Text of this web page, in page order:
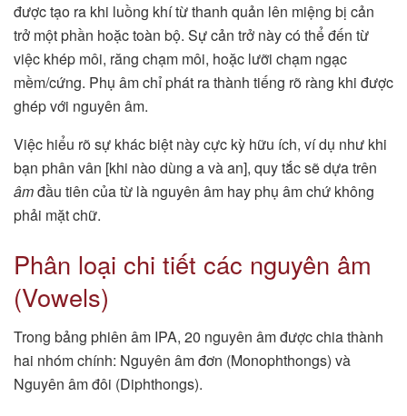
được tạo ra khi luồng khí từ thanh quản lên miệng bị cản
trở một phần hoặc toàn bộ. Sự cản trở này có thể đến từ
việc khép môi, răng chạm môi, hoặc lưỡi chạm ngạc
mềm/cứng. Phụ âm chỉ phát ra thành tiếng rõ ràng khi được
ghép với nguyên âm.
Việc hiểu rõ sự khác biệt này cực kỳ hữu ích, ví dụ như khi
bạn phân vân [khi nào dùng a và an], quy tắc sẽ dựa trên
âmđầu tiên của từ là nguyên âm hay phụ âm chứ không
phải mặt chữ.
Phân loại chi tiết các nguyên âm
(Vowels)
Trong bảng phiên âm IPA, 20 nguyên âm được chia thành
hai nhóm chính: Nguyên âm đơn (Monophthongs) và
Nguyên âm đôi (Diphthongs).